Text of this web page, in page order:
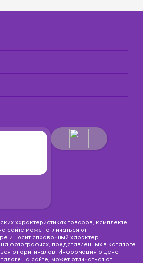
характеристиках товаров, комплекте
сайте может отличаться от
и носит справочный характер.
фотографиях, представленных в каталоге
от оригиналов. Информация о цене
на сайте, может отличаться от